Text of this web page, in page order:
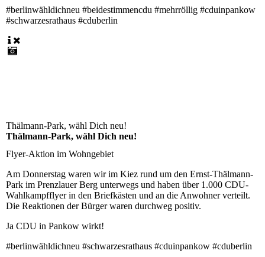
#berlinwähldichneu #beidestimmencdu #mehrröllig #cduinpankow
#schwarzesrathaus #cduberlin
Thälmann-Park, wähl Dich neu!
Thälmann-Park, wähl Dich neu!
Flyer-Aktion im Wohngebiet
Am Donnerstag waren wir im Kiez rund um den Ernst-Thälmann-
Park im Prenzlauer Berg unterwegs und haben über 1.000 CDU-
Wahlkampfflyer in den Briefkästen und an die Anwohner verteilt.
Die Reaktionen der Bürger waren durchweg positiv.
Ja CDU in Pankow wirkt!
#berlinwähldichneu #schwarzesrathaus #cduinpankow #cduberlin